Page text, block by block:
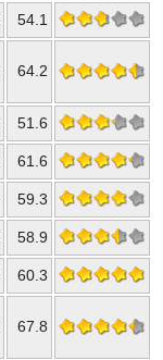
54.1
64.2
51.6
61.6
59.3
58.9
60.3
67.8